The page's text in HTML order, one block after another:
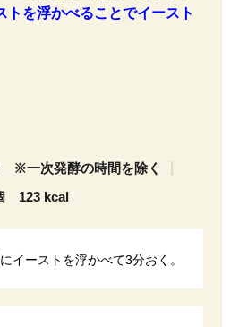
トを浮かべることでイースト
※一次発酵の時間を除く
123 kcal
イーストを浮かべて3分おく。